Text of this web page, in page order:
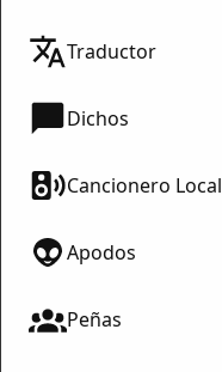
Traductor
Dichos
Cancionero Local
Apodos
Peñas